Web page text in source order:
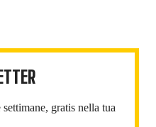
gratis nella tua